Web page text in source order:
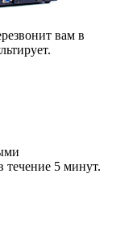
вам в
течение 5 минут.